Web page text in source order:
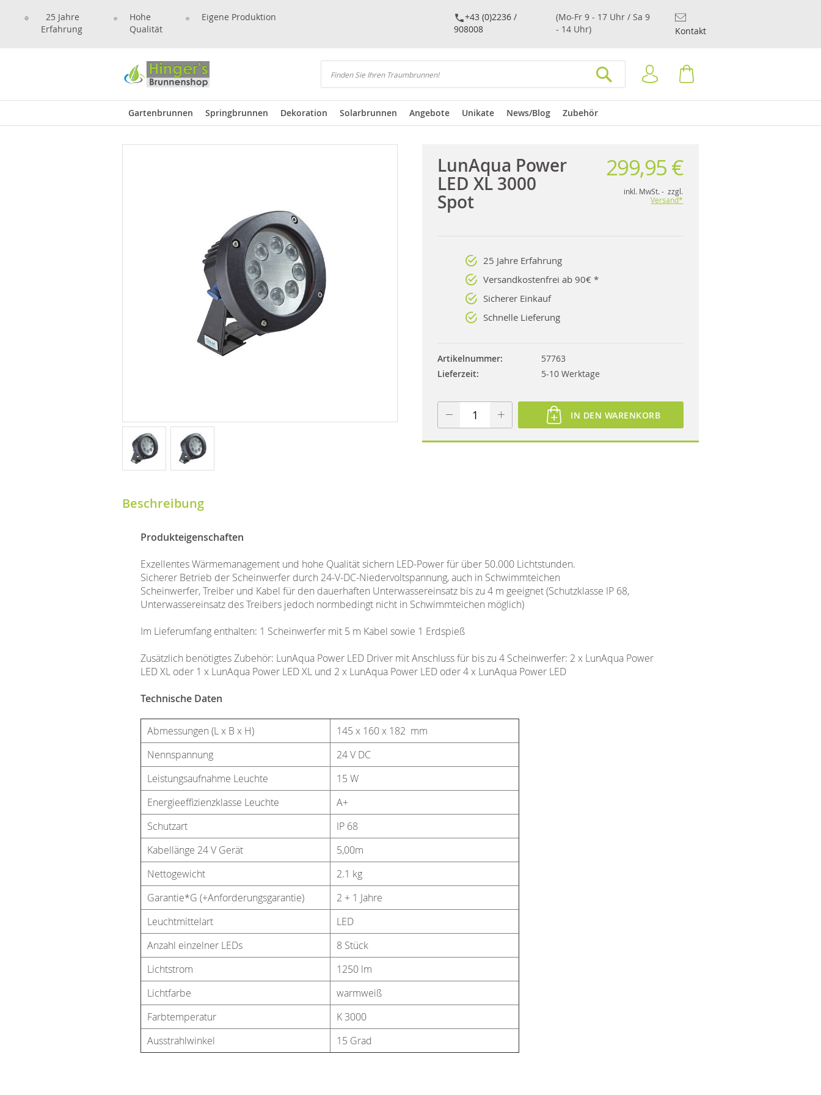
25 Jahre
Erfahrung
Hohe
Qualität
Eigene Produktion
+43 (0)2236 /
908008
(Mo-Fr 9 - 17 Uhr / Sa 9
- 14 Uhr)
Kontakt
Suchen
Anmelden
Gartenbrunnen Springbrunnen Dekoration Solarbrunnen Angebote Unikate News/Blog Zubehör
LunAqua Power
LED XL 3000
Spot
299,95 €
inkl. MwSt. - zzgl.
Versand*
25 Jahre Erfahrung
Versandkostenfrei ab 90€ *
Sicherer Einkauf
Schnelle Lieferung
Artikelnummer
57763
Lieferzeit
5-10 Werktage
IN DEN WARENKORB
Beschreibung
Produkteigenschaften
Exzellentes Wärmemanagement und hohe Qualität sichern LED-Power für über 50.000 Lichtstunden.
Sicherer Betrieb der Scheinwerfer durch 24-V-DC-Niedervoltspannung, auch in Schwimmteichen
Scheinwerfer, Treiber und Kabel für den dauerhaften Unterwassereinsatz bis zu 4 m geeignet (Schutzklasse IP 68,
Unterwassereinsatz des Treibers jedoch normbedingt nicht in Schwimmteichen möglich)
Im Lieferumfang enthalten: 1 Scheinwerfer mit 5 m Kabel sowie 1 Erdspieß
Zusätzlich benötigtes Zubehör: LunAqua Power LED Driver mit Anschluss für bis zu 4 Scheinwerfer: 2 x LunAqua Power
LED XL oder 1 x LunAqua Power LED XL und 2 x LunAqua Power LED oder 4 x LunAqua Power LED
Technische Daten
Abmessungen (L x B x H)
145 x 160 x 182 mm
Nennspannung
24 V DC
Leistungsaufnahme Leuchte
15 W
Energieeffizienzklasse Leuchte
A+
Schutzart
IP 68
Kabellänge 24 V Gerät
5,00m
Nettogewicht
2.1 kg
Garantie*G (+Anforderungsgarantie)
2 + 1 Jahre
Leuchtmittelart
LED
Anzahl einzelner LEDs
8 Stück
Lichtstrom
1250 lm
Lichtfarbe
warmweiß
Farbtemperatur
K 3000
Ausstrahlwinkel
15 Grad